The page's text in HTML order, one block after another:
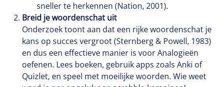
sneller te herkennen (Nation, 2001).
Breid je woordenschat uit
Onderzoek toont aan dat een rijke woordenschat je
kans op succes vergroot (Sternberg & Powell, 1983)
en dus een effectieve manier is voor Analogieën
oefenen. Lees boeken, gebruik apps zoals Anki of
Quizlet, en speel met moeilijke woorden. Wie weet